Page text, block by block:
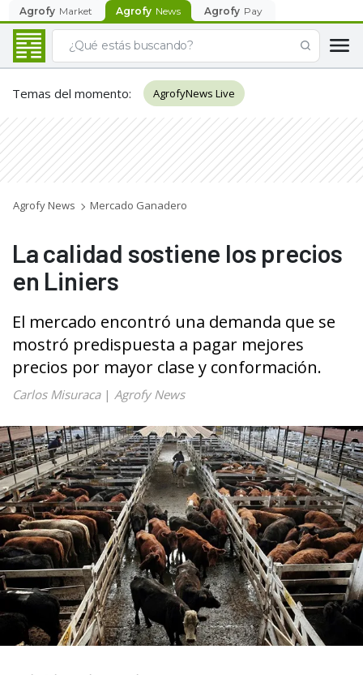
Agrofy Market Agrofy News Agrofy Pay
Temas del momento: AgrofyNews Live
Agrofy News Mercado Ganadero
La calidad sostiene los precios
en Liniers
El mercado encontró una demanda que se
mostró predispuesta a pagar mejores
precios por mayor clase y conformación.
Carlos Misuraca| Agrofy News